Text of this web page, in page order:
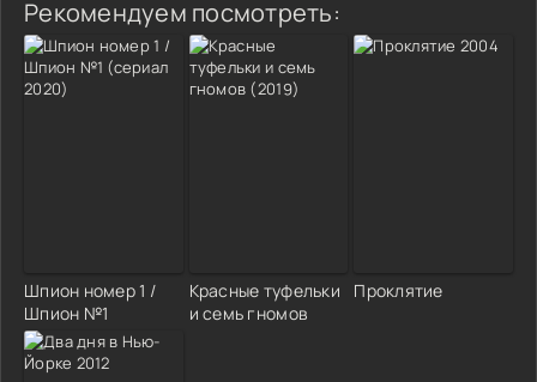
Рекомендуем посмотреть:
Шпион номер 1 /
Шпион №1
Красные туфельки
и семь гномов
Проклятие